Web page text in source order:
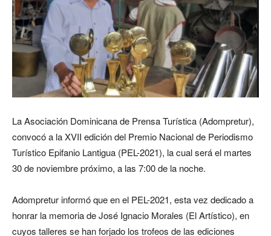
La Asociación Dominicana de Prensa Turística (Adompretur),
convocó a la XVII edición del Premio Nacional de Periodismo
Turístico Epifanio Lantigua (PEL-2021), la cual será el martes
30 de noviembre próximo, a las 7:00 de la noche.
Adompretur informó que en el PEL-2021, esta vez dedicado a
honrar la memoria de José Ignacio Morales (El Artístico), en
cuyos talleres se han forjado los trofeos de las ediciones